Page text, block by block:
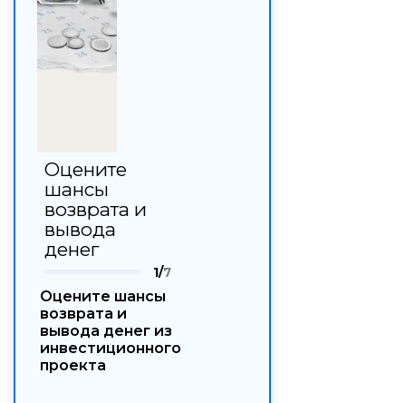
Оцените
шансы
возврата и
вывода
денег
1/7
Оцените шансы
возврата и
вывода денег из
инвестиционного
проекта